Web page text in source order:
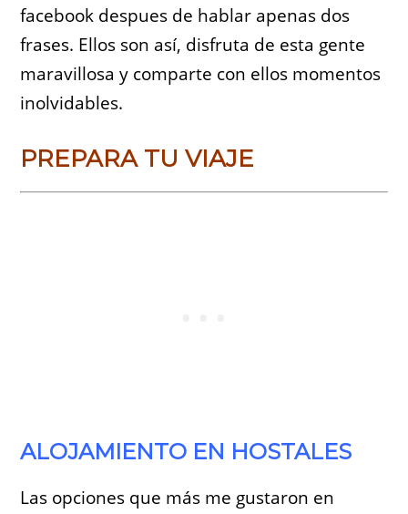
facebook despues de hablar apenas dos
frases. Ellos son así, disfruta de esta gente
maravillosa y comparte con ellos momentos
inolvidables.
PREPARA TU VIAJE
ALOJAMIENTO EN HOSTALES
Las opciones que más me gustaron en